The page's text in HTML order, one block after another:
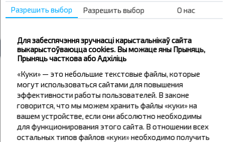
Войская
Войская перекресток
Усе аўтавакзалы Войская
06
+26°C
07
+20°C Раніца
+26°C Дзень
08
+17°C
+22°C
Разрешить выбор Разрешить выбор О нас
Для забеспячэння зручнасці карыстальнікаў сайта
выкарыстоўваюцца cookies. Вы можаце яны Прыняць,
Прыняць часткова або Адхіліць
«Куки» — это небольшие текстовые файлы, которые
могут использоваться сайтами для повышения
эффективности работы пользователей. В законе
говорится, что мы можем хранить файлы «куки» на
вашем устройстве, если они абсолютно необходимы
для функционирования этого сайта. В отношении всех
остальных типов файлов «куки» необходимо получить